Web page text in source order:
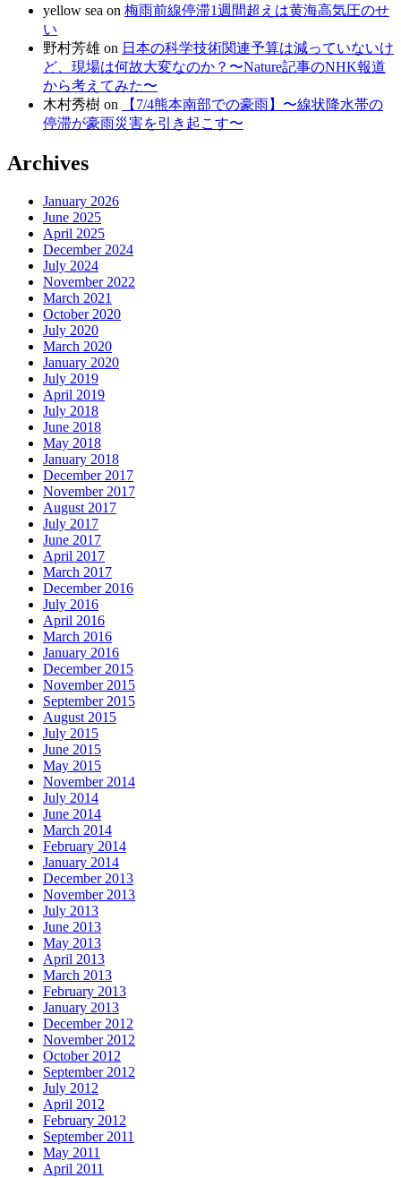
yellow sea on 梅雨前線停滞1週間超えは黄海高気圧のせ
い
野村芳雄 on 日本の科学技術関連予算は減っていないけ
ど、現場は何故大変なのか？〜Nature記事のNHK報道
から考えてみた〜
木村秀樹 on
【7/4熊本南部での豪雨】〜線状降水帯の
停滞が豪雨災害を引き起こす〜
Archives
January 2026
June 2025
April 2025
December 2024
July 2024
November 2022
March 2021
October 2020
July 2020
March 2020
January 2020
July 2019
April 2019
July 2018
June 2018
May 2018
January 2018
December 2017
November 2017
August 2017
July 2017
June 2017
April 2017
March 2017
December 2016
July 2016
April 2016
March 2016
January 2016
December 2015
November 2015
September 2015
August 2015
July 2015
June 2015
May 2015
November 2014
July 2014
June 2014
March 2014
February 2014
January 2014
December 2013
November 2013
July 2013
June 2013
May 2013
April 2013
March 2013
February 2013
January 2013
December 2012
November 2012
October 2012
September 2012
July 2012
April 2012
February 2012
September 2011
May 2011
April 2011